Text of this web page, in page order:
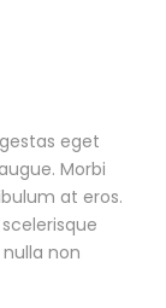
eget
Morbi
at eros.
non